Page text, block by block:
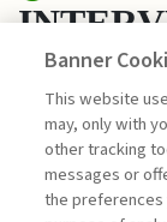
Banner
This website
may, only with
other tracking
messages or
the